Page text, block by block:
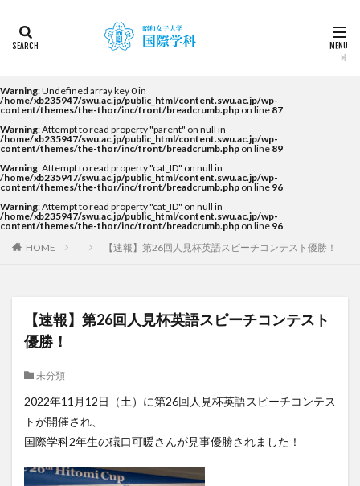
Warning: Undefined array key 0 in
/home/xb235947/swu.ac.jp/public_html/content.swu.ac.jp/wp-
content/themes/the-thor/inc/front/breadcrumb.php on line 87
Warning: Attempt to read property "parent" on null in
/home/xb235947/swu.ac.jp/public_html/content.swu.ac.jp/wp-
content/themes/the-thor/inc/front/breadcrumb.php on line 89
Warning: Attempt to read property "cat_ID" on null in
/home/xb235947/swu.ac.jp/public_html/content.swu.ac.jp/wp-
content/themes/the-thor/inc/front/breadcrumb.php on line 96
Warning: Attempt to read property "cat_ID" on null in
/home/xb235947/swu.ac.jp/public_html/content.swu.ac.jp/wp-
content/themes/the-thor/inc/front/breadcrumb.php on line 96
HOME
【速報】第26回人見杯英語スピーチコンテスト優勝！
【速報】第26回人見杯英語スピーチコンテスト
優勝！
未分類
2022年11月12日（土）に第26回人見杯英語スピーチコンテス
トが開催され、
国際学科2年生の礒口可暖さんが見事優勝されました！
2022 2023 2024 2025 2026
KF
NEWS
STUDENTS OF THE YEAR
Temple University Japan Campus（TUJ）
The British School in Tokyo（BST）
UQ
アルカラ
アルカラ大学
アルカラ大学あるかリングア
インターンシップ
カーン・ノルマンディー大学Carré international留学
クイーンズランド
スケジュール
スピーチコンテスト
スペイン
スペイン・アルカラ大学Alcalingua留学
スペイン留学
スペイン語